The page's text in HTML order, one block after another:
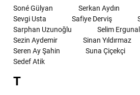
Soné Gülyan Serkan Aydın
Sevgi Usta
Safiye Derviş
Sarphan Uzunoğlu
Selim
Sezin Aydemir
Sinan Yıldırmaz
Seren Ay Şahin
Suna Çiçekçi
Sedef Atik
T